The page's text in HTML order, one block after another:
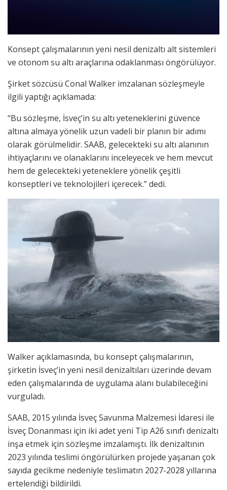
Konsept çalışmalarının yeni nesil denizaltı alt sistemleri
ve otonom su altı araçlarına odaklanması öngörülüyor.
Şirket sözcüsü Conal Walker imzalanan sözleşmeyle
ilgili yaptığı açıklamada:
“Bu sözleşme, İsveç’in su altı yeteneklerini güvence
altına almaya yönelik uzun vadeli bir planın bir adımı
olarak görülmelidir. SAAB, gelecekteki su altı alanının
ihtiyaçlarını ve olanaklarını inceleyecek ve hem mevcut
hem de gelecekteki yeteneklere yönelik çeşitli
konseptleri ve teknolojileri içerecek.” dedi.
Walker açıklamasında, bu konsept çalışmalarının,
şirketin İsveç’in yeni nesil denizaltıları üzerinde devam
eden çalışmalarında de uygulama alanı bulabileceğini
vurguladı.
SAAB, 2015 yılında İsveç Savunma Malzemesi İdaresi ile
İsveç Donanması için iki adet yeni Tip A26 sınıfı denizaltı
inşa etmek için sözleşme imzalamıştı. İlk denizaltının
2023 yılında teslimi öngörülürken projede yaşanan çok
sayıda gecikme nedeniyle teslimatın 2027-2028 yıllarına
ertelendiği bildirildi.